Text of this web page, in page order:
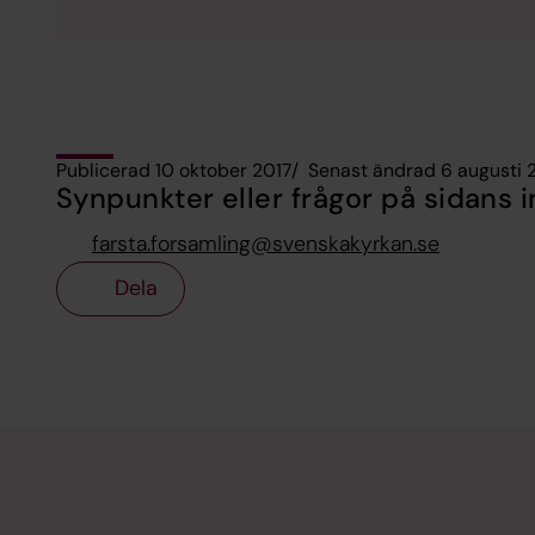
Publicerad 10 oktober 2017 Senast ändrad 6 augusti
Synpunkter eller frågor på sidans
farsta.forsamling@svenskakyrkan.se
Dela